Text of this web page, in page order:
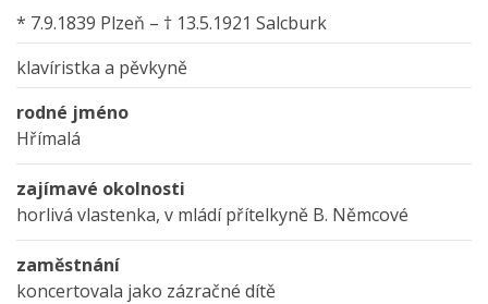
* 7.9.1839 Plzeň – † 13.5.1921 Salcburk
klavíristka a pěvkyně
rodné jméno
Hřímalá
zajímavé okolnosti
horlivá vlastenka, v mládí přítelkyně B. Němcové
zaměstnání
koncertovala jako zázračné dítě